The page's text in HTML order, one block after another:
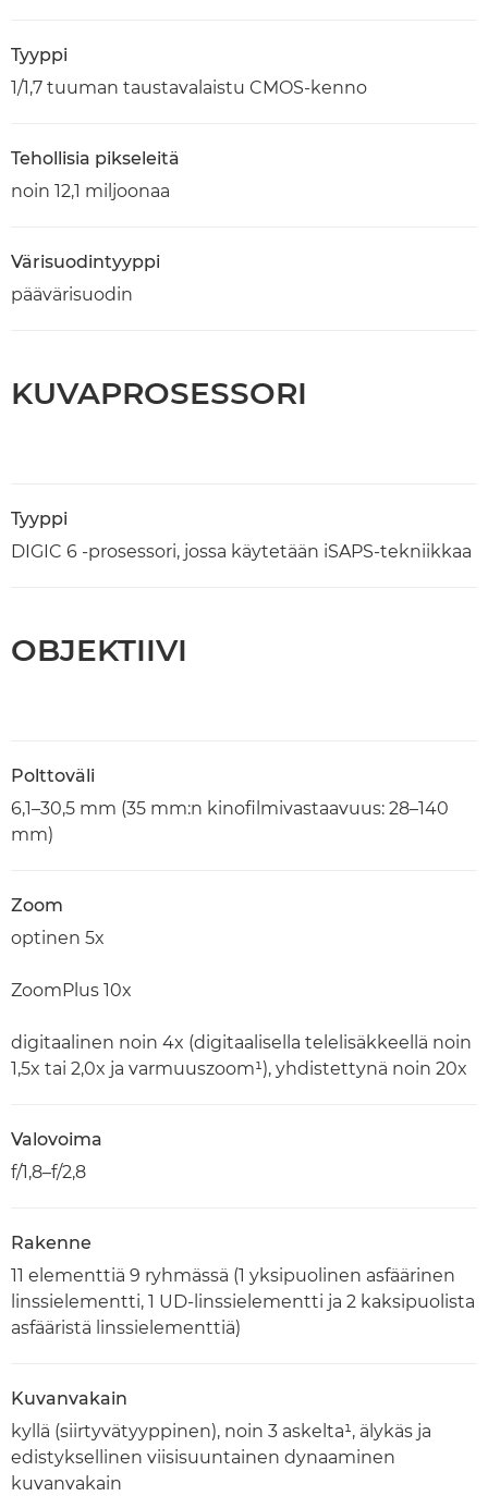
Tyyppi
1/1,7 tuuman taustavalaistu CMOS-kenno
Tehollisia pikseleitä
noin 12,1 miljoonaa
Värisuodintyyppi
päävärisuodin
KUVAPROSESSORI
Tyyppi
DIGIC 6 -prosessori, jossa käytetään iSAPS-tekniikkaa
OBJEKTIIVI
Polttoväli
6,1–30,5 mm (35 mm:n kinofilmivastaavuus: 28–140
mm)
Zoom
optinen 5x
ZoomPlus 10x
digitaalinen noin 4x (digitaalisella telelisäkkeellä noin
1,5x tai 2,0x ja varmuuszoom¹), yhdistettynä noin 20x
Valovoima
f/1,8–f/2,8
Rakenne
11 elementtiä 9 ryhmässä (1 yksipuolinen asfäärinen
linssielementti, 1 UD-linssielementti ja 2 kaksipuolista
asfääristä linssielementtiä)
Kuvanvakain
kyllä (siirtyvätyyppinen), noin 3 askelta¹, älykäs ja
edistyksellinen viisisuuntainen dynaaminen
kuvanvakain